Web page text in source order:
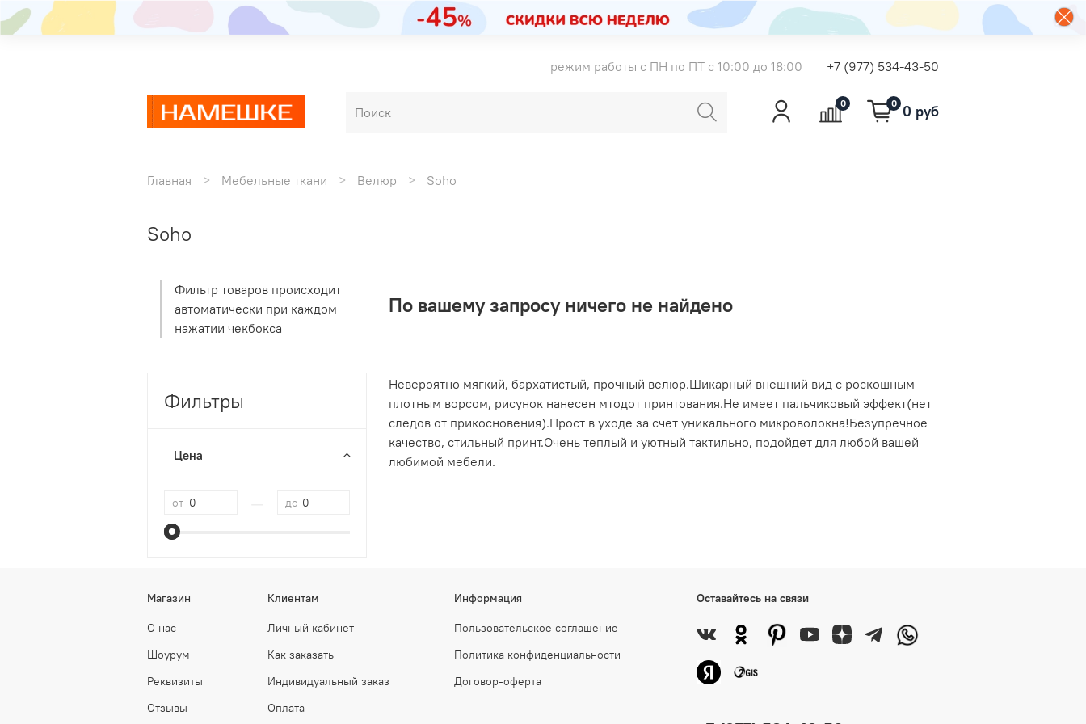
режим работы с ПН по ПТ с 10:00 до 18:00 +7 (977) 534-43-50
0 0 0 руб
Главная Мебельные ткани Велюр Soho
Soho
По вашему запросу ничего не найдено
Невероятно мягкий, бархатистый, прочный велюр.Шикарный внешний вид с роскошным
плотным ворсом, рисунок нанесен мтодот принтования.Не имеет пальчиковый эффект(нет
следов от прикосновения).Прост в уходе за счет уникального микроволокна!Безупречное
качество, стильный принт.Очень теплый и уютный тактильно, подойдет для любой вашей
любимой мебели.
Фильтр товаров происходит
автоматически при каждом
нажатии чекбокса
Фильтры
Цена
от до
Магазин
О нас
Шоурум
Реквизиты
Отзывы
Клиентам
Личный кабинет
Как заказать
Индивидуальный заказ
Оплата
Информация
Пользовательское соглашение
Политика конфиденциальности
Договор-оферта
Оставайтесь на связи